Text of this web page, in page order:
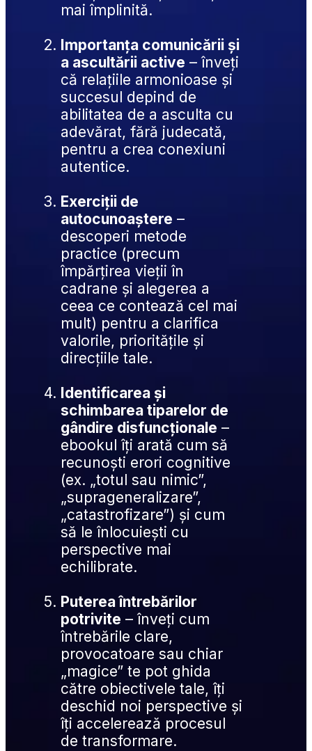
mai împlinită.
Importanța comunicării și
a ascultării active – înveți
că relațiile armonioase și
succesul depind de
abilitatea de a asculta cu
adevărat, fără judecată,
pentru a crea conexiuni
autentice.
Exerciții de
autocunoaștere –
descoperi metode
practice (precum
împărțirea vieții în
cadrane și alegerea a
ceea ce contează cel mai
mult) pentru a clarifica
valorile, prioritățile și
direcțiile tale.
Identificarea și
schimbarea tiparelor de
gândire disfuncționale –
ebookul îți arată cum să
recunoști erori cognitive
(ex. „totul sau nimic”,
„suprageneralizare”,
„catastrofizare”) și cum
să le înlocuiești cu
perspective mai
echilibrate.
Puterea întrebărilor
potrivite – înveți cum
întrebările clare,
provocatoare sau chiar
„magice” te pot ghida
către obiectivele tale, îți
deschid noi perspective și
îți accelerează procesul
de transformare.